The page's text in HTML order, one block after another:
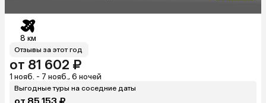
8 км
Отзывы за этот год
от 81 602 ₽
1 нояб. - 7 нояб., 6 ночей
Выгодные туры на соседние даты